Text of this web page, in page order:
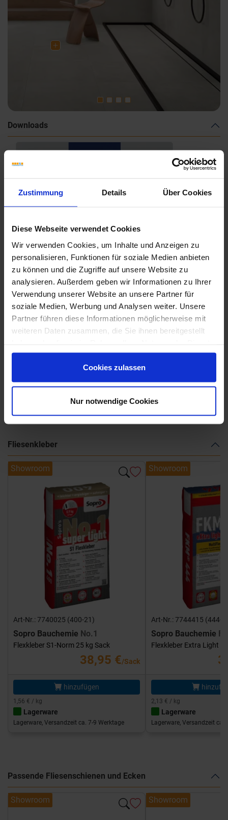
Zustimmung Details Über Cookies
Diese Webseite verwendet Cookies
Wir verwenden Cookies, um Inhalte und Anzeigen zu
personalisieren, Funktionen für soziale Medien anbieten
zu können und die Zugriffe auf unsere Website zu
analysieren. Außerdem geben wir Informationen zu Ihrer
Verwendung unserer Website an unsere Partner für
soziale Medien, Werbung und Analysen weiter. Unsere
Partner führen diese Informationen möglicherweise mit
weiteren Daten zusammen, die Sie ihnen bereitgestellt
gesammelt haben.
Cookies zulassen
Nur notwendige Cookies
Downloads
Marca-Corona-Stonecloud.pdf
Weitere Serien von Marca Corona
Fliesenkleber
Showroom
Art-Nr.: 7740025 (400-21)
Sopro Bauchemie No.1
Flexkleber S1-Norm 25 kg Sack
38,95 €/Sack
hinzufügen
1,56 € / kg
Lagerware
Lagerware, Versandzeit ca. 7-9 Werktage
Showroom
Art-Nr.: 7744415 (444-
Sopro Bauchemie
Flexkleber Extra Light
2,13 € / kg
Lagerware
Lagerware, Versandzeit ca.
Passende Fliesenschienen und Ecken
Showroom Showroom